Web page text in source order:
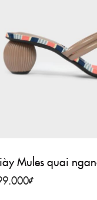
Mules quai
₫